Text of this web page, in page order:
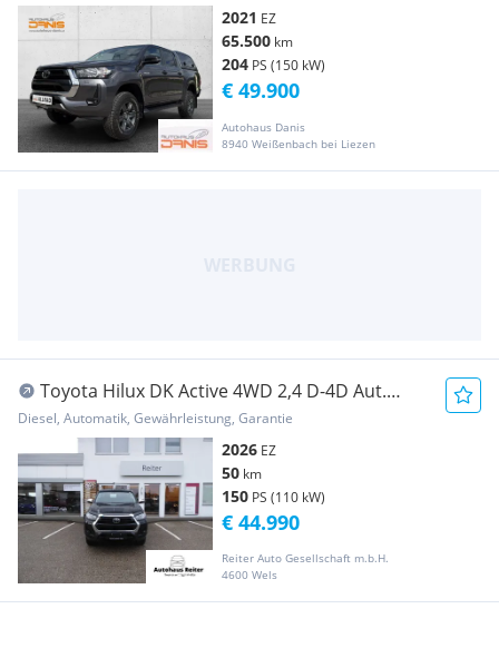
2021 EZ
65.500 km
204 PS (150 kW)
Autohaus Danis
8940 Weißenbach bei Liezen
€ 49.900
Toyota Hilux DK Active 4WD 2,4 D-4D Aut.
Transporter / Kastenwagen
Diesel, Automatik, Gewährleistung, Garantie
2026 EZ
50 km
150 PS (110 kW)
Reiter Auto Gesellschaft m.b.H.
4600 Wels
€ 44.990